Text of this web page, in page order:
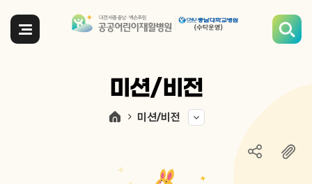
전체메뉴
미션/비전
미션/비전